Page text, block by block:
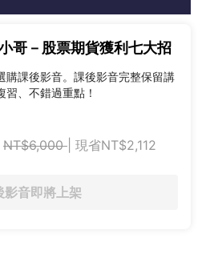
哥－股票期貨獲利七大招
購課後影音。課後影音完整保留講
、不錯過重點！
NT$6,000 | 現省NT$2,112
影音即將上架